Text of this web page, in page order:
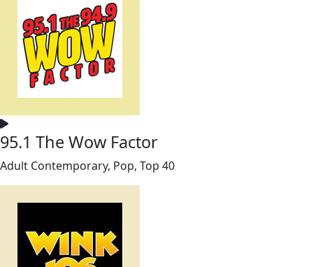
95.1 The Wow Factor
Adult Contemporary, Pop, Top 40